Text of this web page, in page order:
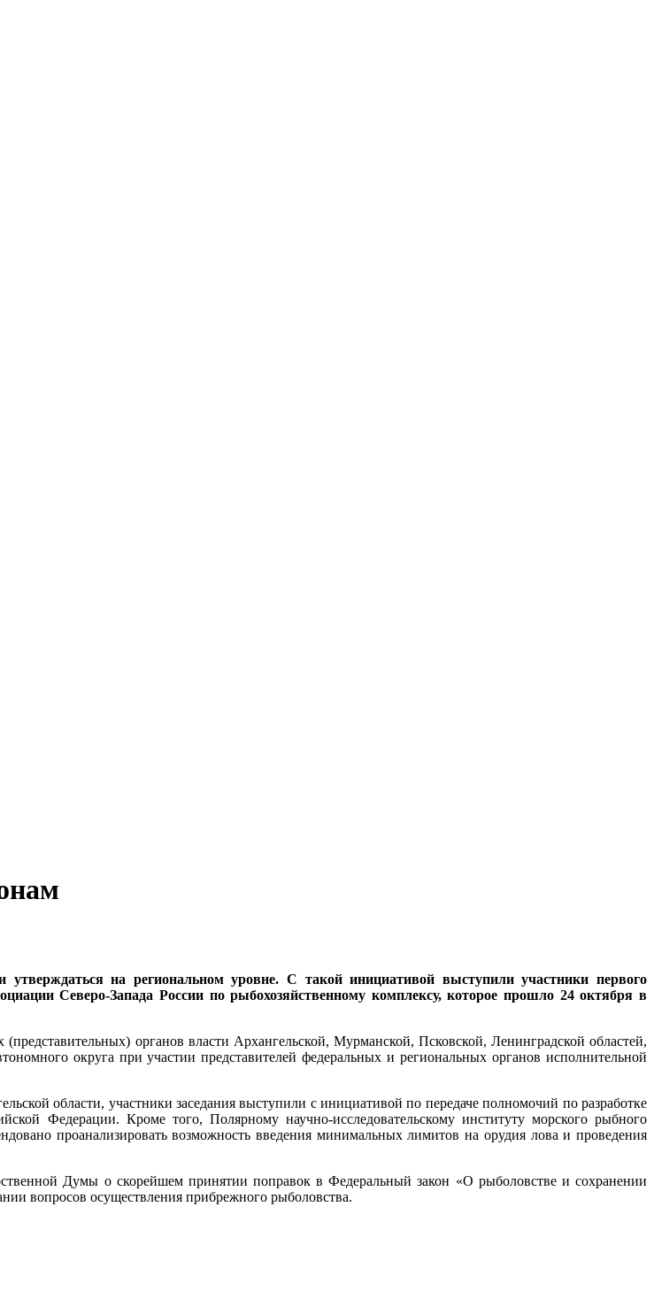
на региональном уровне. С такой инициативой выступили участники первого
Северо-Запада России по рыбохозяйственному комплексу, которое прошло 24 октября в
органов власти Архангельской, Мурманской, Псковской, Ленинградской областей,
округа при участии представителей федеральных и региональных органов исполнительной
области, участники заседания выступили с инициативой по передаче полномочий по разработке
Федерации. Кроме того, Полярному научно-исследовательскому институту морского рыбного
проанализировать возможность введения минимальных лимитов на орудия лова и проведения
Думы о скорейшем принятии поправок в Федеральный закон «О рыболовстве и сохранении
вопросов осуществления прибрежного рыболовства.